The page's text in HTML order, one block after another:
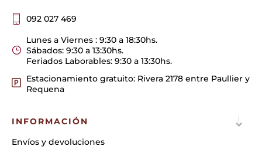
092 027 469
Lunes a Viernes : 9:30 a 18:30hs.
Sábados: 9:30 a 13:30hs.
Feriados Laborables: 9:30 a 13:30hs.
Estacionamiento gratuito: Rivera 2178 entre Paullier y
Requena
INFORMACIÓN
Envíos y devoluciones